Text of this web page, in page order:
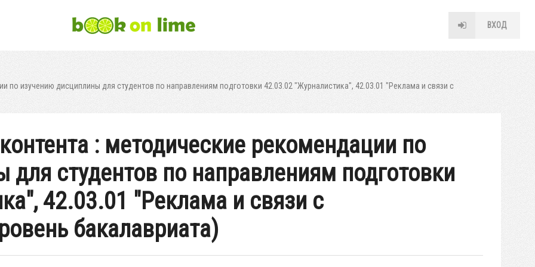
ВХОД
по изучению дисциплины для студентов по направлениям подготовки 42.03.02 "Журналистика", 42.03.01 "Реклама и связи с
: методические рекомендации по
студентов по направлениям подготовки
42.03.01 "Реклама и связи с
бакалавриата)